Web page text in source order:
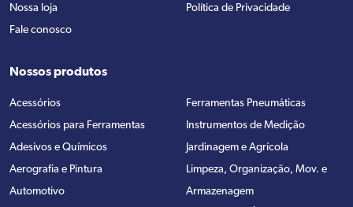
Nossa loja
Fale conosco
Política de Privacidade
Nossos produtos
Acessórios
Acessórios para Ferramentas
Adesivos e Químicos
Aerografia e Pintura
Automotivo
Ferramentas Pneumáticas
Instrumentos de Medição
Jardinagem e Agrícola
Limpeza, Organização, Mov. e
Armazenagem